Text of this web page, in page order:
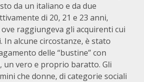
da un italiano e da due
di 20, 21 e 23 anni,
raggiungeva gli acquirenti cui
In alcune circostanze, è stato
delle “bustine” con
un vero e proprio baratto. Gli
che donne, di categorie sociali